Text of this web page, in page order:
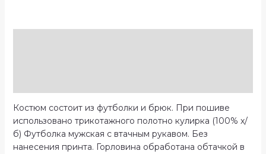
Костюм состоит из футболки и брюк. При пошиве
использовано трикотажного полотно кулирка (100% х/
б) Футболка мужская с втачным рукавом. Без
нанесения принта. Горловина обработана обтачкой в